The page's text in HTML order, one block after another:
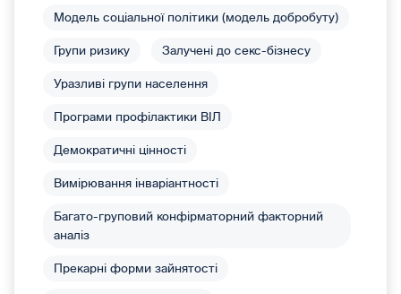
Модель соціальної політики (модель добробуту)
Групи ризику Залучені до секс-бізнесу
Уразливі групи населення
Програми профілактики ВІЛ
Демократичні цінності
Вимірювання інваріантності
Багато-груповий конфірматорний факторний
аналіз
Прекарні форми зайнятості